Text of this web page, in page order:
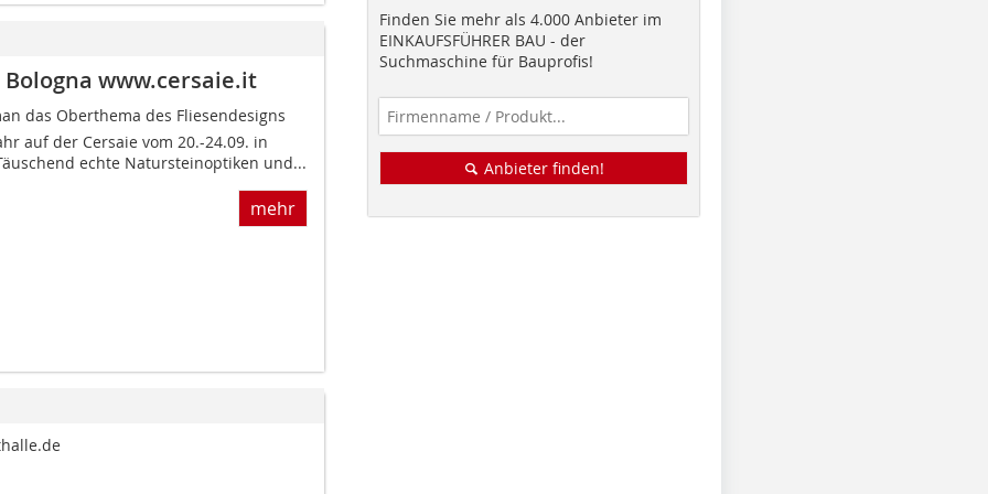
www.cersaie.it
das Oberthema des Fliesendesigns
auf der Cersaie vom 20.-24.09. in
echte Natursteinoptiken und...
mehr
Finden Sie mehr als 4.000 Anbieter im
EINKAUFSFÜHRER BAU - der
Suchmaschine für Bauprofis!
Anbieter finden!